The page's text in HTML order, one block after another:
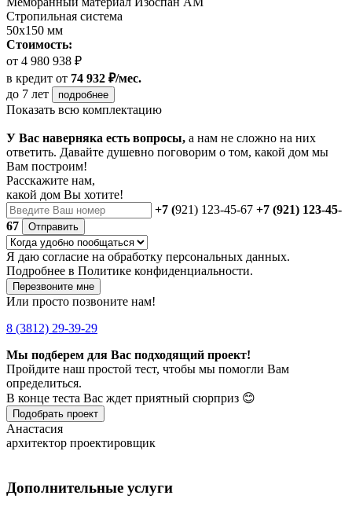
Стропильная система
50х150 мм
Стоимость:
от 4 980 938 ₽
в кредит от 74 932 ₽/мес.
до 7 лет
подробнее
Показать всю комплектацию
У Вас наверняка есть вопросы, а нам не сложно на них
ответить. Давайте душевно поговорим о том, какой дом мы
Вам построим!
Расскажите нам,
какой дом Вы хотите!
+7 (921) 123-45-67 +7 (921) 123-45-
67
Отправить
Я даю согласие на обработку персональных данных.
Подробнее в Политике конфиденциальности.
Перезвоните мне
Или просто позвоните нам!
8 (3812) 29-39-29
Мы подберем для Вас подходящий проект!
Пройдите наш простой тест, чтобы мы помогли Вам
определиться.
В конце теста Вас ждет приятный сюрприз 😊
Подобрать проект
Анастасия
архитектор проектировщик
Дополнительные услуги